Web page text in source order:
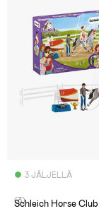
3 JÄLJELLÄ
(3)
Schleich Horse